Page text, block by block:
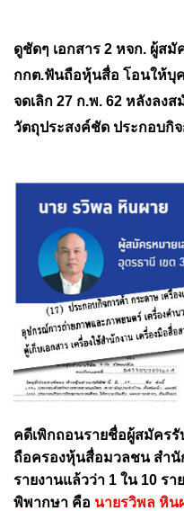
ดูชัดๆ เอกสาร 2 หจก. ผู้สมั
กกต.ฟันถือหุ้นสื่อ โอนให้บุ
จดเลิก 27 ก.พ. 62 หลังลง
วัตถุประสงค์ชัด ประกอบกิจ
คดีเพิกถอนรายชื่อผู้สมัครรั
ถือครองหุ้นสื่อมวลชน สำนั
รายงานแล้วว่า 1 ใน 10 ร
พิพากษา คือ นายรวิพล หิน